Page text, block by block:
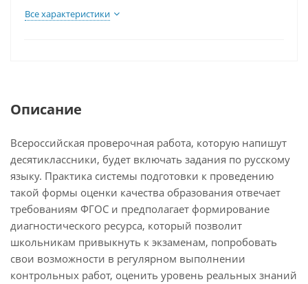
Все характеристики
Описание
Всероссийская проверочная работа, которую напишут
десятиклассники, будет включать задания по русскому
языку. Практика системы подготовки к проведению
такой формы оценки качества образования отвечает
требованиям ФГОС и предполагает формирование
диагностического ресурса, который позволит
школьникам привыкнуть к экзаменам, попробовать
свои возможности в регулярном выполнении
контрольных работ, оценить уровень реальных знаний